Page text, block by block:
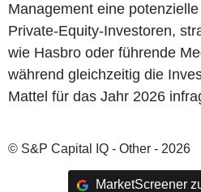
Management eine
Private-Equity-Investoren,
wie Hasbro oder führende
während gleichzeitig die
Mattel für das Jahr 2026
© S&P Capital IQ - Other - 2026
MarketScreener